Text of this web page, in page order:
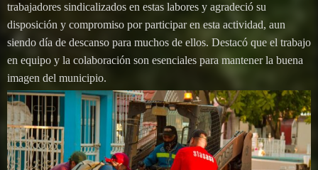
trabajadores sindicalizados en estas labores y agradeció su
disposición y compromiso por participar en esta actividad, aun
siendo día de descanso para muchos de ellos. Destacó que el trabajo
en equipo y la colaboración son esenciales para mantener la buena
imagen del municipio.